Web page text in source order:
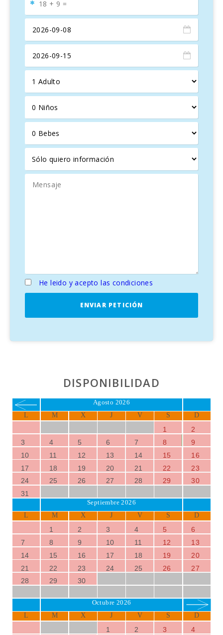
amantes de la naturaleza, las hermosas playas y calas de
aguas cristalinas se encuentran a solo un corto trayecto en
Cuando regreses a Villa Fernando después de un día lleno
de aventuras, te espera un refugio tranquilo donde podrás
disfrutar de momentos especiales junto a tus seres
queridos, bajo el cálido cielo estrellado de Mallorca.
Villa Fernando es mucho más que una propiedad: es un
lugar donde los sueños de vacaciones se hacen realidad.
¡No esperes más para reservar tu estancia en este paraíso
mallorquín y vivir una experiencia inolvidable!
¡Te esperamos con los brazos abiertos en Villa Fernando!
He leido y acepto las condiciones
ENVIAR PETICIÓN
DISPONIBILIDAD
Agosto 2026
L M X J V S D
1
2
3
4 5 6 7 8
9
10
11 12 13 14 15
16
17
18 19 20 21 22
23
24
25 26 27 28 29
30
31
Septiembre 2026
L M X J V S D
1 2 3 4 5
6
7
8 9 10 11 12
13
14
15 16 17 18 19
20
21
22 23 24 25 26
27
28
29 30
Octubre 2026
L M X J V S D
1 2 3 4